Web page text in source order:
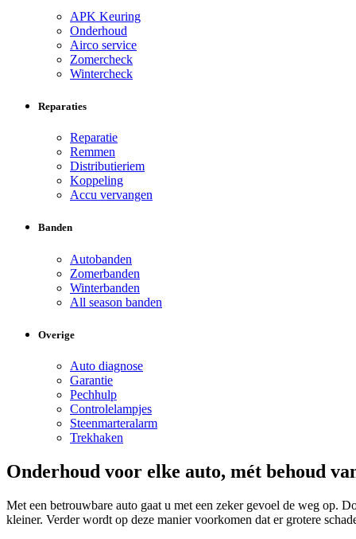
APK Keuring
Onderhoud
Airco service
Zomercheck
Wintercheck
Reparaties
Reparatie
Remmen
Distributieriem
Koppeling
Accu vervangen
Banden
Autobanden
Zomerbanden
Winterbanden
All season banden
Overige
Auto diagnose
Garantie
Pechhulp
Controlelampjes
Steenmarteralarm
Trekhaken
Onderhoud voor elke auto, mét behoud
Met een betrouwbare auto gaat u met een zeker gevoel de weg op.
kleiner. Verder wordt op deze manier voorkomen dat er grotere